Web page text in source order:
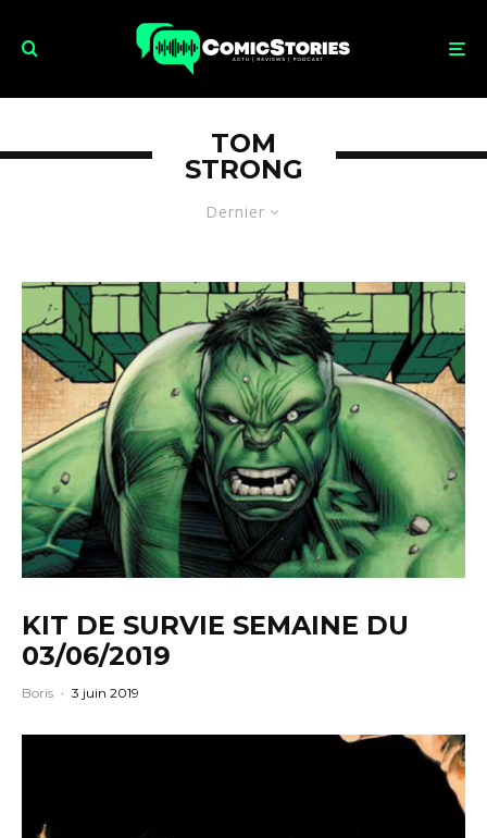
Dernier
TOM
STRONG
KIT DE SURVIE SEMAINE DU
03/06/2019
Boris · 3 juin 2019